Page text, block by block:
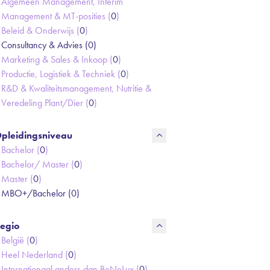
Management & MT-posities (0)
Beleid & Onderwijs (0)
Consultancy & Advies (0)
Marketing & Sales & Inkoop (0)
Productie, Logistiek & Techniek (0)
R&D & Kwaliteitsmanagement, Nutritie &
Veredeling Plant/Dier (0)
Bachelor (0)
Bachelor/ Master (0)
Master (0)
MBO+/Bachelor (0)
België (0)
Heel Nederland (0)